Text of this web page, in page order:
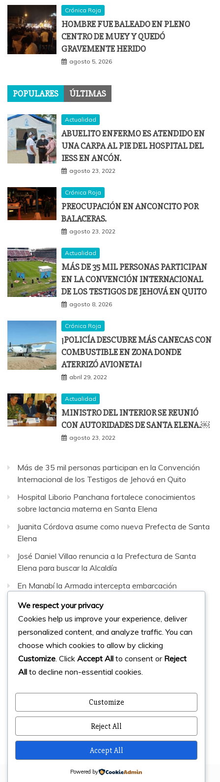
Crónica Roja
HOMBRE FUE BALEADO EN PLENO
CENTRO DE MUEY Y QUEDÓ
GRAVEMENTE HERIDO
agosto 5, 2026
POPULARES ÚLTIMAS
Actualidad
ABUELITO ENFERMO ES ATENDIDO EN
UNA CARPA AL PIE DEL HOSPITAL DEL
IESS EN ANCÓN.
agosto 23, 2022
Crónica Roja
PREOCUPACIÓN EN ANCONCITO POR
BALACERAS.
agosto 23, 2022
Actualidad
MÁS DE 35 MIL PERSONAS PARTICIPAN
EN LA CONVENCIÓN INTERNACIONAL
DE LOS TESTIGOS DE JEHOVÁ EN QUITO
agosto 8, 2026
Crónica Roja
¡POLICÍA DESCUBRE MÁS CANECAS CON
COMBUSTIBLE EN ZONA DONDE
ATERRIZÓ AVIONETA!
abril 29, 2022
Actualidad
MINISTRO DEL INTERIOR SE REUNIÓ
CON AUTORIDADES DE SANTA ELENA.￼
agosto 23, 2022
Más de 35 mil personas participan en la Convención
Internacional de los Testigos de Jehová en Quito
Hospital Liborio Panchana fortalece conocimientos
sobre lactancia materna en Santa Elena
Juanita Córdova asume como nueva Prefecta de Santa
Elena
José Daniel Villao renuncia a la Prefectura de Santa
Elena para buscar la Alcaldía
En Manabí la Armada intercepta embarcación
fiscalización
Facebook
Instagram
Twitter
© 2023 Micharts. Todos los derechos reservados.
We respect your privacy
Cookies help us improve your experience, deliver
personalized content, and analyze traffic. You can
choose which cookies to allow by clicking
Customize . Click Accept All to consent or Reject
All to decline non-essential cookies.
Customize
Reject All
Accept All
Powered by